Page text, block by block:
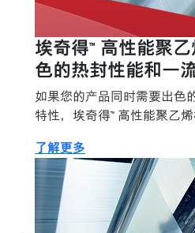
埃奇得™ 高性能聚
色的热封性能和一
如果您的产品同时需要出色
特性，埃奇得™ 高性能聚乙
了解更多